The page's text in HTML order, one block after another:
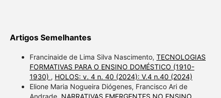
Artigos Semelhantes
Francinaide de Lima Silva Nascimento, TECNOLOGIAS
FORMATIVAS PARA O ENSINO DOMÉSTICO (1910-
1930) , HOLOS: v. 4 n. 40 (2024): V.4 n.40 (2024)
Elione Maria Nogueira Diógenes, Francisco Ari de
Andrade, NARRATIVAS EMERGENTES NO ENSINO